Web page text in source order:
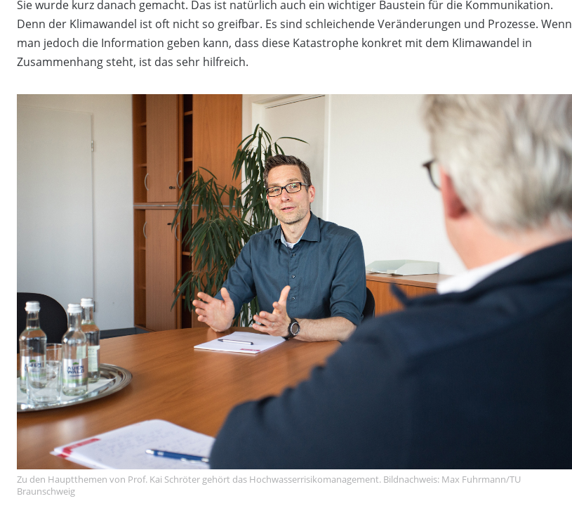
Sie wurde kurz danach gemacht. Das ist natürlich auch ein wichtiger Baustein für die Kommunikation.
Denn der Klimawandel ist oft nicht so greifbar. Es sind schleichende Veränderungen und Prozesse. Wenn
man jedoch die Information geben kann, dass diese Katastrophe konkret mit dem Klimawandel in
Zusammenhang steht, ist das sehr hilfreich.
Zu den Hauptthemen von Prof. Kai Schröter gehört das Hochwasserrisikomanagement. Bildnachweis: Max Fuhrmann/TU
Braunschweig